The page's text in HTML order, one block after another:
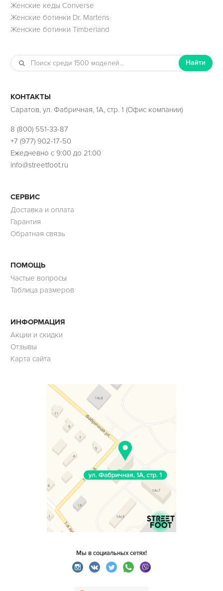
Женские кеды Converse
Женские ботинки Dr. Martens
Женские ботинки Timberland
Найти
КОНТАКТЫ
Саратов, ул. Фабричная, 1А, стр. 1 (Офис компании)
8 (800) 551-33-87
+7 (977) 902-17-50
Ежедневно с 9:00 до 21:00
info@streetfoot.ru
СЕРВИС
Доставка и оплата
Гарантия
Обратная связь
ПОМОЩЬ
Частые вопросы
Таблица размеров
ИНФОРМАЦИЯ
Акции и скидки
Отзывы
Карта сайта
Мы в социальных сетях!